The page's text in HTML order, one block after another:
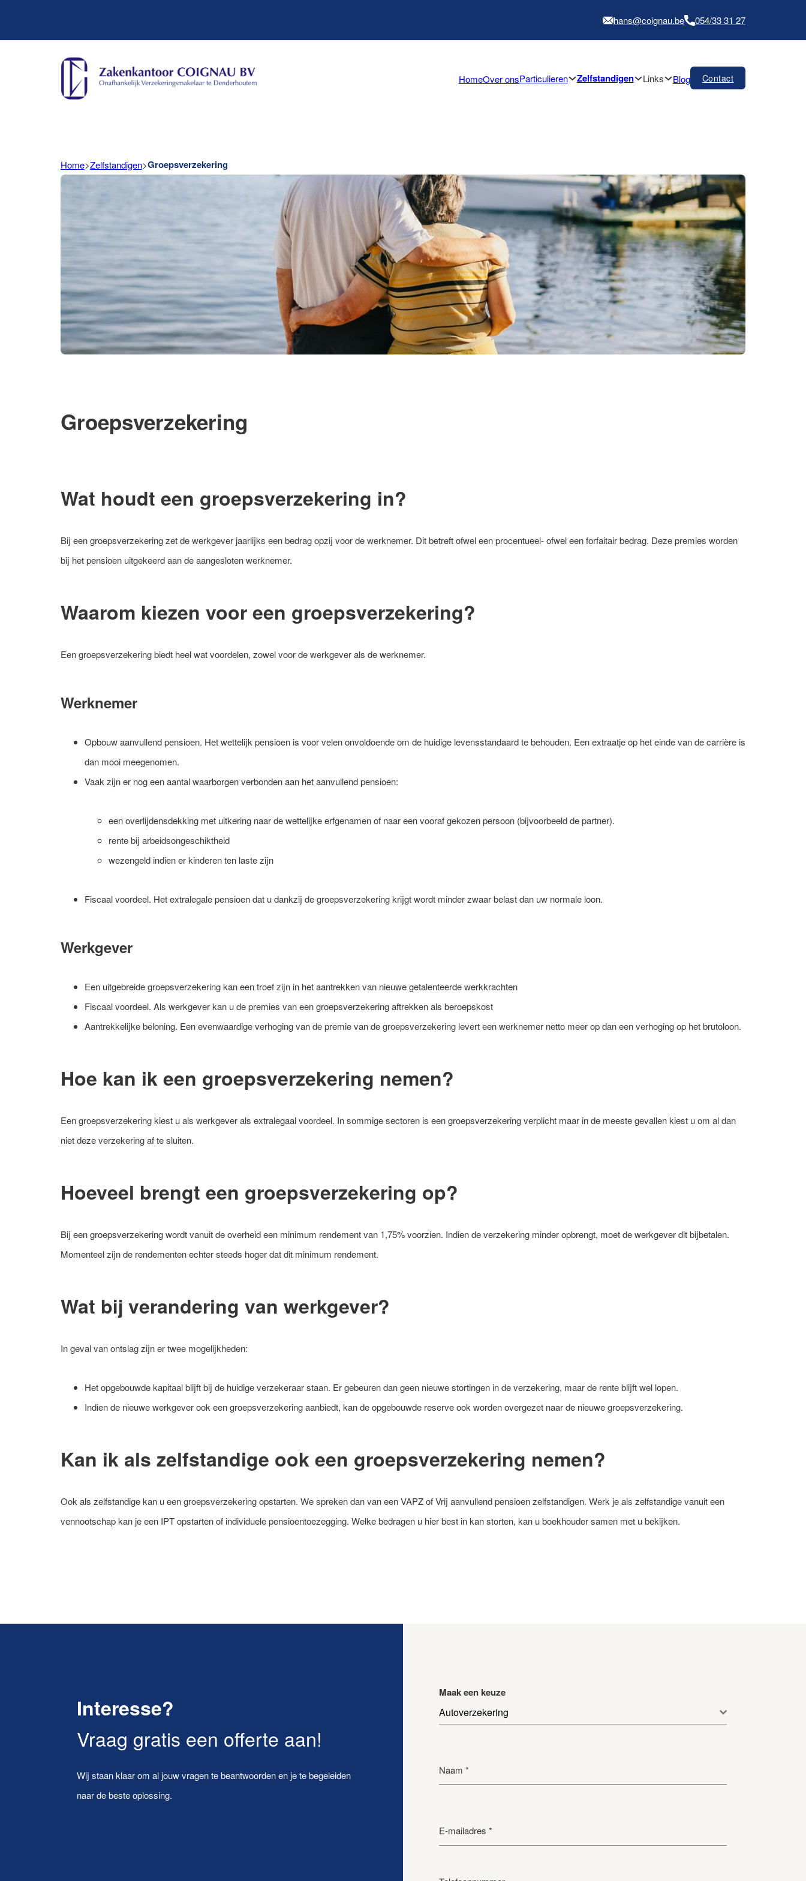
hans@coignau.be 054/33 31 27
HomeOver onsParticulieren Zelfstandigen Links Blog Contact
Home>Zelfstandigen>Groepsverzekering
Groepsverzekering
Wat houdt een groepsverzekering in?
Bij een groepsverzekering zet de werkgever jaarlijks een bedrag opzij voor de werknemer. Dit betreft ofwel een procentueel- ofwel een forfaitair bedrag. Deze premies worden
bij het pensioen uitgekeerd aan de aangesloten werknemer.
Waarom kiezen voor een groepsverzekering?
Een groepsverzekering biedt heel wat voordelen, zowel voor de werkgever als de werknemer.
Werknemer
Opbouw aanvullend pensioen. Het wettelijk pensioen is voor velen onvoldoende om de huidige levensstandaard te behouden. Een extraatje op het einde van de carrière is
dan mooi meegenomen.
Vaak zijn er nog een aantal waarborgen verbonden aan het aanvullend pensioen:
een overlijdensdekking met uitkering naar de wettelijke erfgenamen of naar een vooraf gekozen persoon (bijvoorbeeld de partner).
rente bij arbeidsongeschiktheid
wezengeld indien er kinderen ten laste zijn
Fiscaal voordeel. Het extralegale pensioen dat u dankzij de groepsverzekering krijgt wordt minder zwaar belast dan uw normale loon.
Werkgever
Een uitgebreide groepsverzekering kan een troef zijn in het aantrekken van nieuwe getalenteerde werkkrachten
Fiscaal voordeel. Als werkgever kan u de premies van een groepsverzekering aftrekken als beroepskost
Aantrekkelijke beloning. Een evenwaardige verhoging van de premie van de groepsverzekering levert een werknemer netto meer op dan een verhoging op het brutoloon.
Hoe kan ik een groepsverzekering nemen?
Een groepsverzekering kiest u als werkgever als extralegaal voordeel. In sommige sectoren is een groepsverzekering verplicht maar in de meeste gevallen kiest u om al dan
niet deze verzekering af te sluiten.
Hoeveel brengt een groepsverzekering op?
Bij een groepsverzekering wordt vanuit de overheid een minimum rendement van 1,75% voorzien. Indien de verzekering minder opbrengt, moet de werkgever dit bijbetalen.
Momenteel zijn de rendementen echter steeds hoger dat dit minimum rendement.
Wat bij verandering van werkgever?
In geval van ontslag zijn er twee mogelijkheden:
Het opgebouwde kapitaal blijft bij de huidige verzekeraar staan. Er gebeuren dan geen nieuwe stortingen in de verzekering, maar de rente blijft wel lopen.
Indien de nieuwe werkgever ook een groepsverzekering aanbiedt, kan de opgebouwde reserve ook worden overgezet naar de nieuwe groepsverzekering.
Kan ik als zelfstandige ook een groepsverzekering nemen?
Ook als zelfstandige kan u een groepsverzekering opstarten. We spreken dan van een VAPZ of Vrij aanvullend pensioen zelfstandigen. Werk je als zelfstandige vanuit een
vennootschap kan je een IPT opstarten of individuele pensioentoezegging. Welke bedragen u hier best in kan storten, kan u boekhouder samen met u bekijken.
Interesse?
Vraag gratis een offerte aan!
Wij staan klaar om al jouw vragen te beantwoorden en je te begeleiden
naar de beste oplossing.
Maak een keuze
Autoverzekering
Naam *
E-mailadres *